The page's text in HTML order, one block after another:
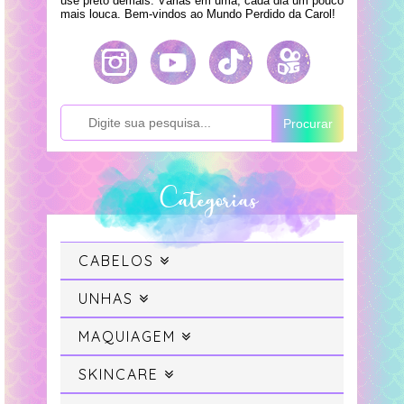
mais louca. Bem-vindos ao Mundo Perdido da Carol!
Procurar
Categorias
CABELOS
Cabelo
Cabelo Colorido
Projeto Sereia
UNHAS
Swatches
Unhas da Semana
MAQUIAGEM
Maquiagem
SKINCARE